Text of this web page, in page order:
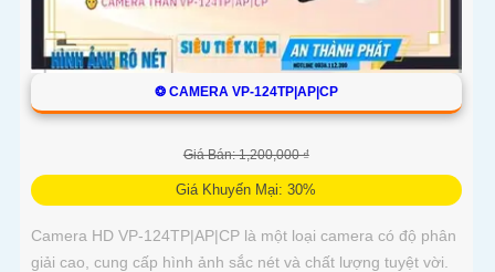
❂ CAMERA VP-124TP|AP|CP
Giá Bán: 1,200,000 ₫
Giá Khuyến Mại: 30%
Camera HD VP-124TP|AP|CP là một loại camera có độ phân
giải cao, cung cấp hình ảnh sắc nét và chất lượng tuyệt vời.